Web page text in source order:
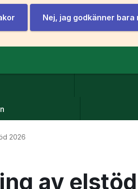
Nej, jag godkänner bara
2026
av